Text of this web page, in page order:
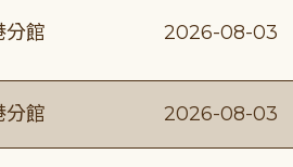
分館 2026-08-03
分館 2026-08-03